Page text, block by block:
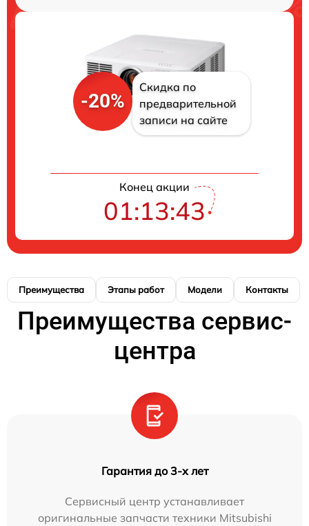
-20%
Скидка по
предварительной
записи на сайте
Конец акции
01:13:42
Преимущества Этапы работ Модели Контакты
Преимущества сервис-
центра
Гарантия до 3-х лет
Сервисный центр устанавливает
оригинальные запчасти техники Mitsubishi